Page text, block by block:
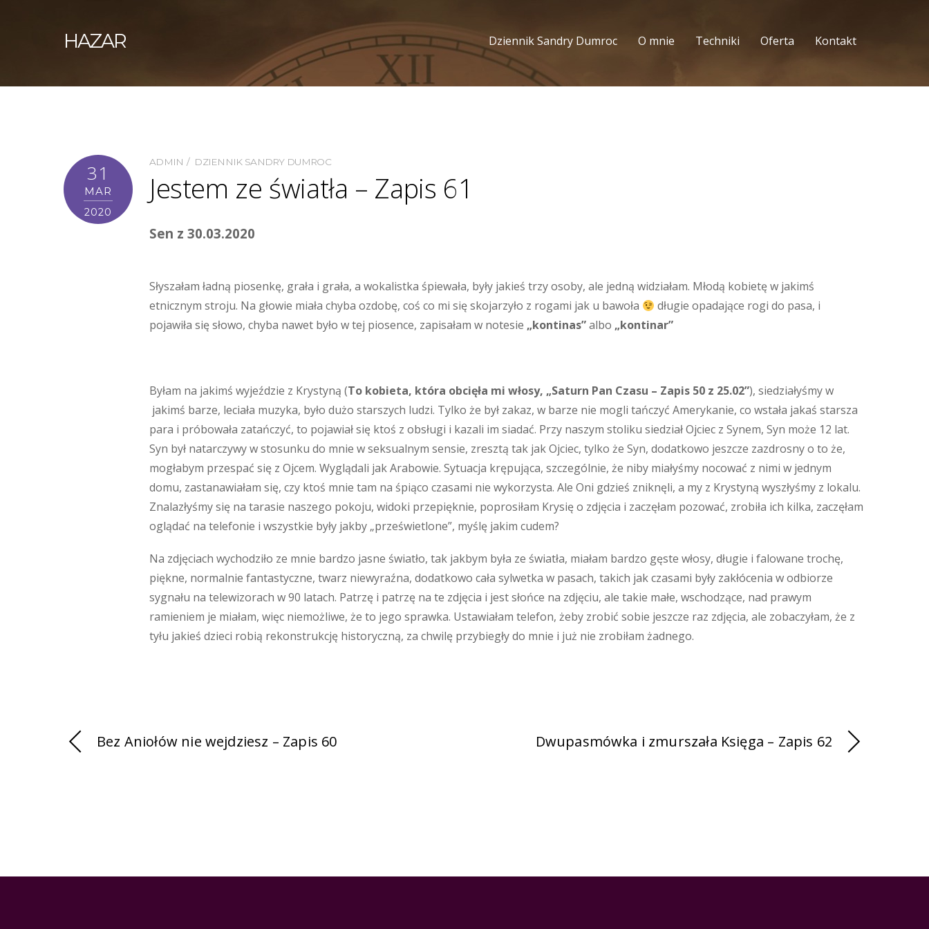
HAZAR Dziennik Sandry Dumroc O mnie Techniki Oferta Kontakt
31
MAR
2020
ADMIN DZIENNIK SANDRY DUMROC
Jestem ze światła – Zapis 61
Sen z 30.03.2020
Słyszałam ładną piosenkę, grała i grała, a wokalistka śpiewała, były jakieś trzy osoby, ale jedną widziałam. Młodą kobietę w jakimś
etnicznym stroju. Na głowie miała chyba ozdobę, coś co mi się skojarzyło z rogami jak u bawoła
długie opadające rogi do pasa, i
pojawiła się słowo, chyba nawet było w tej piosence, zapisałam w notesie „kontinas”albo „kontinar”
Byłam na jakimś wyjeździe z Krystyną (To kobieta, która obcięła mi włosy, „Saturn Pan Czasu – Zapis 50 z 25.02”), siedziałyśmy w
jakimś barze, leciała muzyka, było dużo starszych ludzi. Tylko że był zakaz, w barze nie mogli tańczyć Amerykanie, co wstała jakaś starsza
para i próbowała zatańczyć, to pojawiał się ktoś z obsługi i kazali im siadać. Przy naszym stoliku siedział Ojciec z Synem, Syn może 12 lat.
Syn był natarczywy w stosunku do mnie w seksualnym sensie, zresztą tak jak Ojciec, tylko że Syn, dodatkowo jeszcze zazdrosny o to że,
mogłabym przespać się z Ojcem. Wyglądali jak Arabowie. Sytuacja krępująca, szczególnie, że niby miałyśmy nocować z nimi w jednym
domu, zastanawiałam się, czy ktoś mnie tam na śpiąco czasami nie wykorzysta. Ale Oni gdzieś zniknęli, a my z Krystyną wyszłyśmy z lokalu.
Znalazłyśmy się na tarasie naszego pokoju, widoki przepięknie, poprosiłam Krysię o zdjęcia i zaczęłam pozować, zrobiła ich kilka, zaczęłam
oglądać na telefonie i wszystkie były jakby „prześwietlone”, myślę jakim cudem?
Na zdjęciach wychodziło ze mnie bardzo jasne światło, tak jakbym była ze światła, miałam bardzo gęste włosy, długie i falowane trochę,
piękne, normalnie fantastyczne, twarz niewyraźna, dodatkowo cała sylwetka w pasach, takich jak czasami były zakłócenia w odbiorze
sygnału na telewizorach w 90 latach. Patrzę i patrzę na te zdjęcia i jest słońce na zdjęciu, ale takie małe, wschodzące, nad prawym
ramieniem je miałam, więc niemożliwe, że to jego sprawka. Ustawiałam telefon, żeby zrobić sobie jeszcze raz zdjęcia, ale zobaczyłam, że z
tyłu jakieś dzieci robią rekonstrukcję historyczną, za chwilę przybiegły do mnie i już nie zrobiłam żadnego.
Bez Aniołów nie wejdziesz – Zapis 60 Dwupasmówka i zmurszała Księga – Zapis 62